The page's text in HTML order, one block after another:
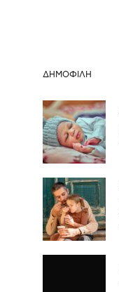
ΔΗΜΟΦΙΛΉ